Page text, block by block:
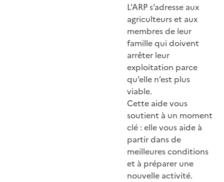
L’ARP s’adresse aux
agriculteurs et aux
membres de leur
famille qui doivent
arrêter leur
exploitation parce
qu’elle n’est plus
viable.
Cette aide vous
soutient à un moment
clé : elle vous aide à
partir dans de
meilleures conditions
et à préparer une
nouvelle activité.